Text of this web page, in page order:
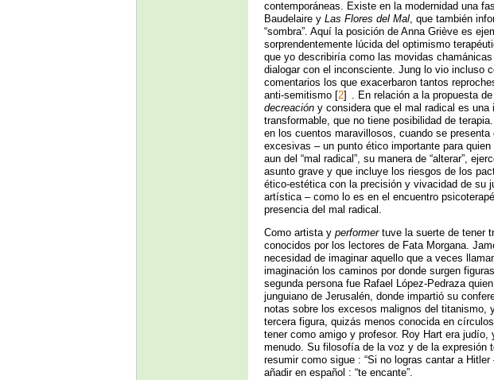
contemporáneas. Existe en la modernidad una
Baudelaire y Las Flores del Mal, que también
“sombra”. Aquí la posición de Anna Griève es
sorprendentemente lúcida del optimismo
que yo describiría como las movidas
dialogar con el inconsciente. Jung lo vio incluso
comentarios los que exacerbaron tantos
anti-semitismo [2] . En relación a la propuesta
decreación y considera que el mal radical es
transformable, que no tiene posibilidad de
en los cuentos maravillosos, cuando se
excesivas – un punto ético importante para
aun del “mal radical”, su manera de “alterar”,
asunto grave y que incluye los riesgos de los
ético-estética con la precisión y vivacidad de su
artística – como lo es en el encuentro
presencia del mal radical.
Como artista y performer tuve la suerte de tener
conocidos por los lectores de Fata Morgana.
necesidad de imaginar aquello que a veces
imaginación los caminos por donde surgen
segunda persona fue Rafael López-Pedraza
junguiano de Jerusalén, donde impartió su
notas sobre los excesos malignos del titanismo,
tercera figura, quizás menos conocida en
tener como amigo y profesor. Roy Hart era
menudo. Su filosofía de la voz y de la expresión
resumir como sigue : “Si no logras cantar a
añadir en español : “te encante”.